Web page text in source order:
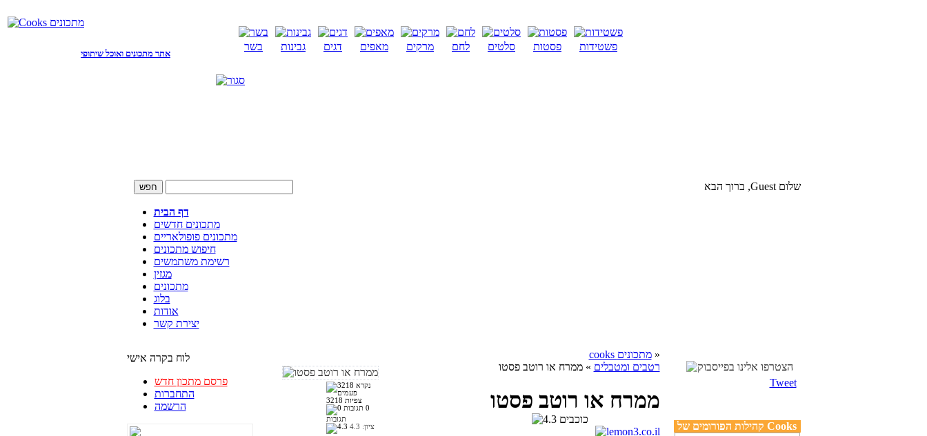
אתר מתכונים ואוכל שיתופי
בשר גבינות דגים מאפים מרקים לחם סלטים פסטות פשטידות
שלום Guest, ברוך הבא
דף הבית
מתכונים חדשים
מתכונים פופולאריים
חיפוש מתכונים
רשימת משתמשים
מגזין
מתכונים
בלוג
אודות
יצירת קשר
לוח בקרה אישי
פרסם מתכון חדש
התחברות
הרשמה
3218 צפיות
0
תגובות
ציון: 4.3
cooks מתכונים»
רטבים ומטבלים » ממרח או רוטב פסטו
ממרח או רוטב פסטו
Tweet
קהילות הפורומים של Cooks